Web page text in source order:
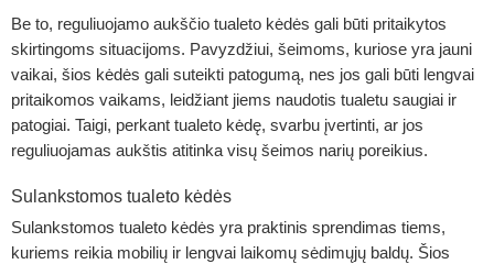
Be to, reguliuojamo aukščio tualeto kėdės gali būti pritaikytos
skirtingoms situacijoms. Pavyzdžiui, šeimoms, kuriose yra jauni
vaikai, šios kėdės gali suteikti patogumą, nes jos gali būti lengvai
pritaikomos vaikams, leidžiant jiems naudotis tualetu saugiai ir
patogiai. Taigi, perkant tualeto kėdę, svarbu įvertinti, ar jos
reguliuojamas aukštis atitinka visų šeimos narių poreikius.
Sulankstomos tualeto kėdės
Sulankstomos tualeto kėdės yra praktinis sprendimas tiems,
kuriems reikia mobilių ir lengvai laikomų sėdimųjų baldų. Šios